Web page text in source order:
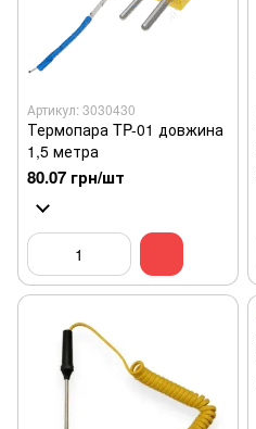
Артикул: 3030430
Термопара TP-01 довжина
1,5 метра
80.07 грн/шт